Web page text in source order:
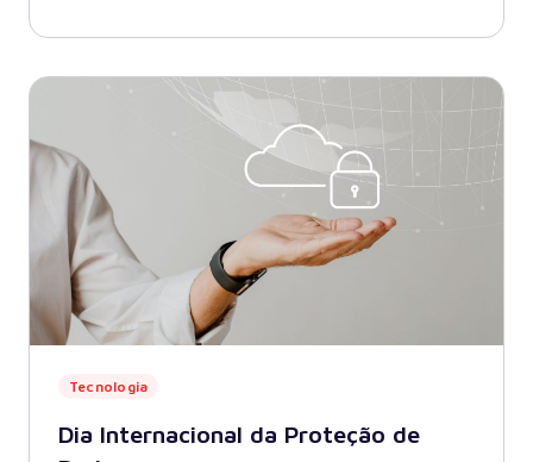
Tecnologia
Dia Internacional da Proteção de